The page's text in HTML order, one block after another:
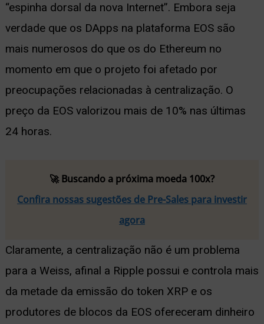
“espinha dorsal da nova Internet”. Embora seja
verdade que os DApps na plataforma EOS são
mais numerosos do que os do Ethereum no
momento em que o projeto foi afetado por
preocupações relacionadas à centralização. O
preço da EOS valorizou mais de 10% nas últimas
24 horas.
🚀 Buscando a próxima moeda 100x?
Confira nossas sugestões de Pre-Sales para investir
agora
Claramente, a centralização não é um problema
para a Weiss, afinal a Ripple possui e controla mais
da metade da emissão do token XRP e os
produtores de blocos da EOS ofereceram dinheiro